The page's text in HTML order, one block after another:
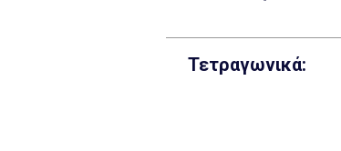
Τετραγωνικά: